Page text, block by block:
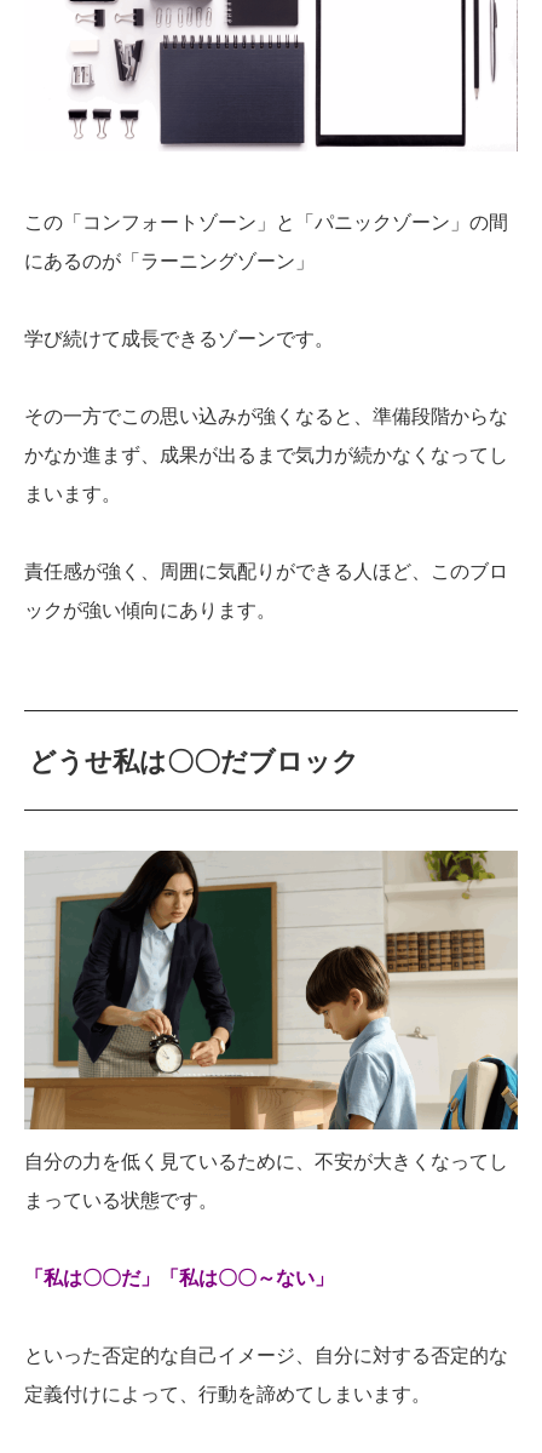
この「コンフォートゾーン」と「パニックゾーン」の間
にあるのが「ラーニングゾーン」
学び続けて成長できるゾーンです。
その一方でこの思い込みが強くなると、準備段階からな
かなか進まず、成果が出るまで気力が続かなくなってし
まいます。
責任感が強く、周囲に気配りができる人ほど、このブロ
ックが強い傾向にあります。
どうせ私は〇〇だブロック
自分の力を低く見ているために、不安が大きくなってし
まっている状態です。
「私は〇〇だ」「私は〇〇～ない」
といった否定的な自己イメージ、自分に対する否定的な
定義付けによって、行動を諦めてしまいます。